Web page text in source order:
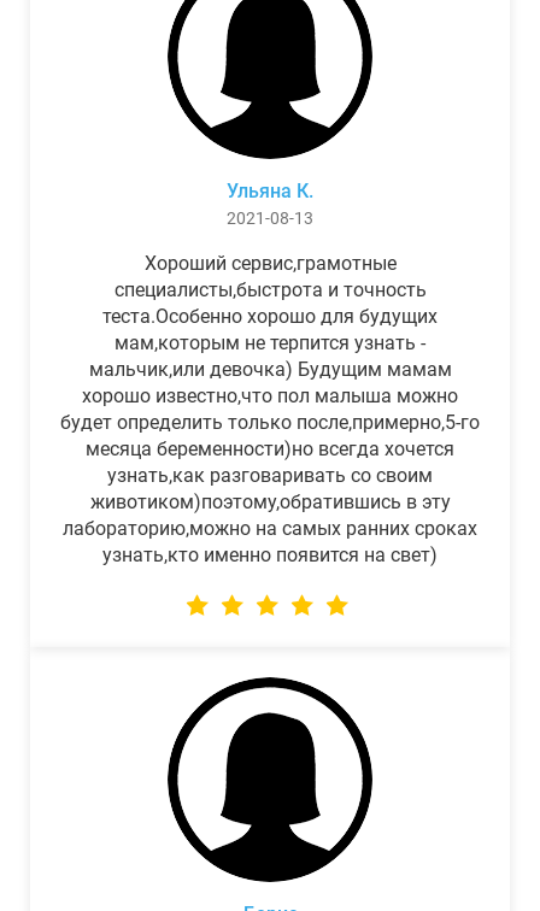
Ульяна К.
2021-08-13
Хороший сервис,грамотные
специалисты,быстрота и точность
теста.Особенно хорошо для будущих
мам,которым не терпится узнать -
мальчик,или девочка) Будущим мамам
хорошо известно,что пол малыша можно
будет определить только после,примерно,5-го
месяца беременности)но всегда хочется
узнать,как разговаривать со своим
животиком)поэтому,обратившись в эту
лабораторию,можно на самых ранних сроках
узнать,кто именно появится на свет)